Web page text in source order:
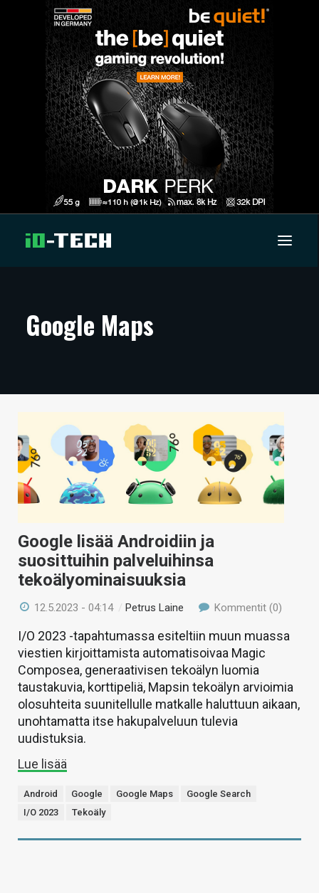
ARTIKKELIT
TECHBBS
HINTA.FI
KAUPPA
HAKU
Google Maps
Google lisää Androidiin ja
suosittuihin palveluihinsa
tekoälyominaisuuksia
12.5.2023 - 04:14 /Petrus Laine Kommentit (0)
I/O 2023 -tapahtumassa esiteltiin muun muassa
viestien kirjoittamista automatisoivaa Magic
Composea, generaativisen tekoälyn luomia
taustakuvia, korttipeliä, Mapsin tekoälyn arvioimia
olosuhteita suunitellulle matkalle haluttuun aikaan,
unohtamatta itse hakupalveluun tulevia
uudistuksia.
Lue lisää
Android Google Google Maps
Google Search
I/O 2023
Tekoäly